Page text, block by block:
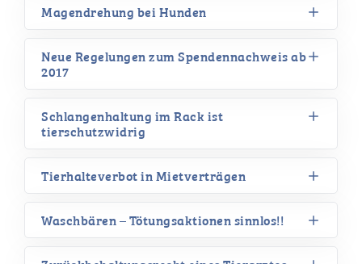
Magendrehung bei Hunden
Neue Regelungen zum Spendennachweis ab
2017
Schlangenhaltung im Rack ist
tierschutzwidrig
Tierhalteverbot in Mietverträgen
Waschbären – Tötungsaktionen sinnlos!!